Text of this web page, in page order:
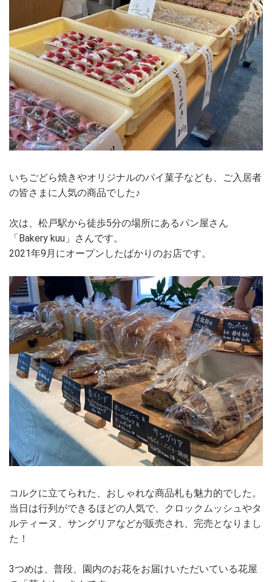
いちごどら焼きやオリジナルのパイ菓子なども、ご入居者
の皆さまに人気の商品でした♪
次は、松戸駅から徒歩5分の場所にあるパン屋さん
「Bakery kuu」さんです。
2021年9月にオープンしたばかりのお店です。
コルクに立てられた、おしゃれな商品札も魅力的でした。
当日は行列ができるほどの人気で、クロックムッシュやタ
ルティーヌ、サングリアなどが販売され、完売となりまし
た！
3つめは、普段、園内のお花をお届けいただいている花屋